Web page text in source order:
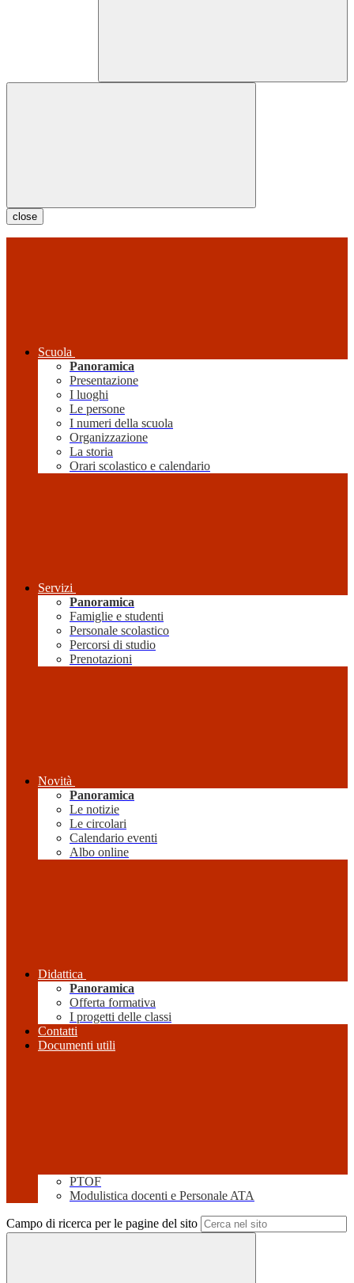
close
Scuola
Panoramica
Presentazione
I luoghi
Le persone
I numeri della scuola
Organizzazione
La storia
Orari scolastico e calendario
Servizi
Panoramica
Famiglie e studenti
Personale scolastico
Percorsi di studio
Prenotazioni
Novità
Panoramica
Le notizie
Le circolari
Calendario eventi
Albo online
Didattica
Panoramica
Offerta formativa
I progetti delle classi
Contatti
Documenti utili
PTOF
Modulistica docenti e Personale ATA
Campo di ricerca per le pagine del sito